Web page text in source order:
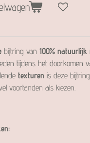
bijtring van 100% natuurlijk
tijdens het doorkomen
texturen is deze bijtring
voortanden als kiezen.